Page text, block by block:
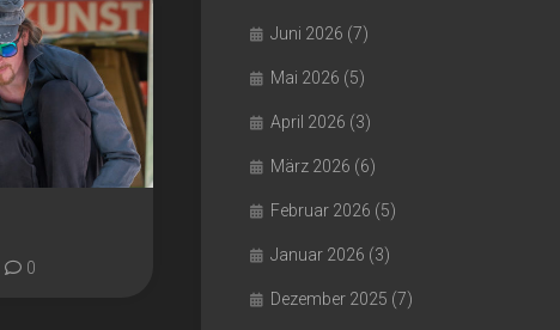
0
Juni 2026 (7)
Mai 2026 (5)
April 2026 (3)
März 2026 (6)
Februar 2026 (5)
Januar 2026 (3)
Dezember 2025 (7)